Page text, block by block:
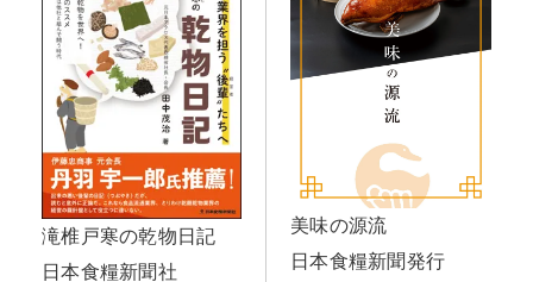
滝椎戸寒の乾物日記
日本食糧新聞社
美味の源流
日本食糧新聞発行